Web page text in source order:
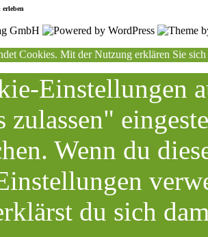
Cookies. Mit der Nutzung erklären Sie
Einstellungen
zulassen"
Wenn du
du sich